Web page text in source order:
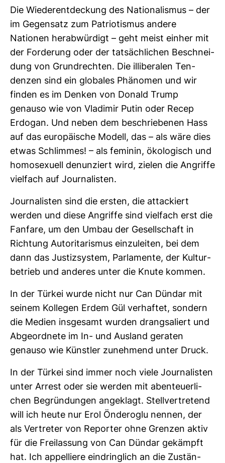
Die Wie­der­ent­de­ckung des Natio­na­lismus – der
im Gegen­satz zum Patrio­tismus andere
Nationen her­ab­wür­digt – geht meist einher mit
der For­de­rung oder der tat­säch­li­chen Beschnei­
dung von Grund­rechten. Die illi­be­ralen Ten­
denzen sind ein glo­bales Phä­nomen und wir
finden es im Denken von Donald Trump
genauso wie von Vla­dimir Putin oder Recep
Erdogan. Und neben dem beschrie­benen Hass
auf das euro­päi­sche Modell, das – als wäre dies
etwas Schlimmes! – als feminin, öko­lo­gisch und
homo­se­xuell denun­ziert wird, zielen die Angriffe
viel­fach auf Jour­na­listen.
Jour­na­listen sind die ersten, die atta­ckiert
werden und diese Angriffe sind viel­fach erst die
Fan­fare, um den Umbau der Gesell­schaft in
Rich­tung Auto­ri­ta­rismus ein­zu­leiten, bei dem
dann das Jus­tiz­system, Par­la­mente, der Kul­tur­
be­trieb und anderes unter die Knute kommen.
In der Türkei wurde nicht nur Can Dündar mit
seinem Kol­legen Erdem Gül ver­haftet, son­dern
die Medien ins­ge­samt wurden drang­sa­liert und
Abge­ord­nete im In- und Aus­land geraten
genauso wie Künstler zuneh­mend unter Druck.
In der Türkei sind immer noch viele Jour­na­listen
unter Arrest oder sie werden mit aben­teu­er­li­
chen Begrün­dungen ange­klagt. Stell­ver­tre­tend
will ich heute nur Erol Önde­roglu nennen, der
als Ver­treter von Reporter ohne Grenzen aktiv
für die Frei­las­sung von Can Dündar gekämpft
hat. Ich appel­liere ein­dring­lich an die Zustän­